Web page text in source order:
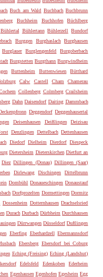
Buch am Wald Buchbach Buchbrunn
Buchheim Buchhofen
Büchlberg
Bühlertal Bühlertann Bühlerzell
Bundorf
Burggen Burghaslach
Burghausen
Burglauer Burglengenfeld
Burgoberbach
Burgstetten Burgthann Burgwindheim
Buttenheim Buttenwiesen
Bütthard
Calw Castell Cham
Chamerau
Collenberg Colmberg Crailsheim
Dahn Daisendorf Daiting Dammbach
Deggendorf Deggenhausertal
Deisenhausen Deißlingen
Deizisau
Denzlingen Dettelbach Dettenhausen
Diedorf Dielheim Dierdorf Diespeck
Dietersheim Dieterskirchen Dietfurt an
Diez Dillingen (Donau) Dillingen (Saar)
Dirlewang Dischingen
Dittelbrunn
Dombühl Donaueschingen Donaustauf
Dorfprozelten Dormettingen Dormitz
Dossenheim Dotternhausen Drachselsried
Durach Durbach Dürbheim Durchhausen
Dürrwangen Düsseldorf Dußlingen
Eberfing Eberhardzell Ebermannsdorf
Ebersberg Ebersdorf bei Coburg
Eching (Freising) Eching (Landshut)
Edelsfeld Edenkoben
Ederheim
Egenhausen Egenhofen Egesheim Egg